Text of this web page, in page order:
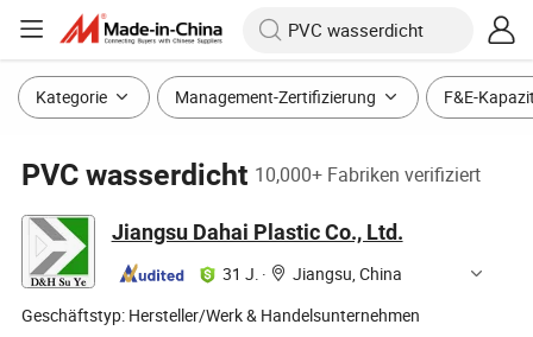
Kategorie Management-Zertifizierung F&E-
PVC wasserdicht 10,000+ Fabriken verifiziert
Jiangsu Dahai Plastic Co., Ltd.
31 J. ·
Jiangsu, China
Geschäftstyp: Hersteller/Werk & Handelsunternehmen